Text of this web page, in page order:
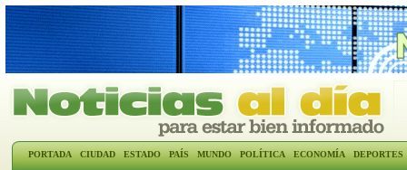
PORTADA CIUDAD ESTADO PAÍS MUNDO POLÍTICA ECONOMÍA DEPORTES